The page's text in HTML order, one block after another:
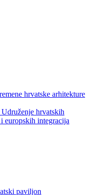
hrvatske arhitekture
hrvatskih
europskih integracija
paviljon